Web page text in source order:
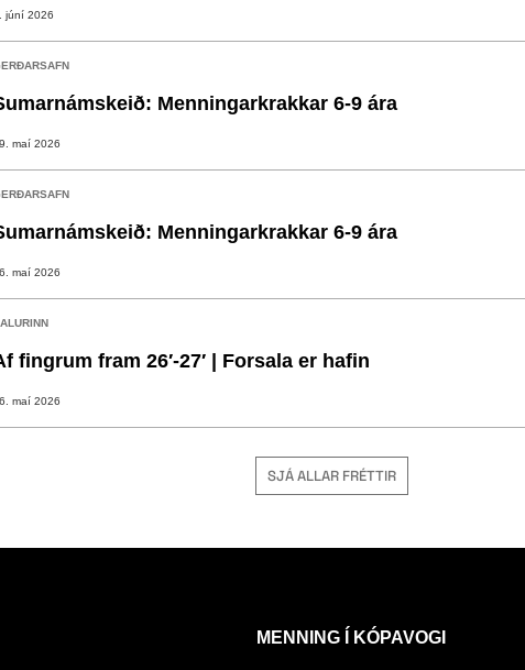
júní 2026
Menningarkrakkar 6-9 ára
maí 2026
Menningarkrakkar 6-9 ára
maí 2026
fingrum fram 26′-27′ | Forsala er hafin
maí 2026
SJÁ ALLAR FRÉTTIR
MENNING Í KÓPAVOGI